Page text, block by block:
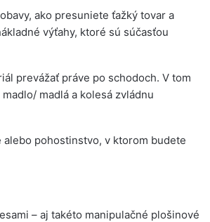
ako presuniete ťažký tovar a
výťahy, ktoré sú súčasťou
prevážať práve po schodoch. V tom
madlá a kolesá zvládnu
pohostinstvo, v ktorom budete
– aj takéto manipulačné plošinové